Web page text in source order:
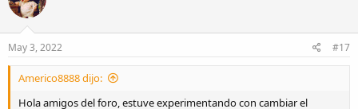
May 3, 2022 #17
Americo8888 dijo:
Hola amigos del foro, estuve experimentando con cambiar el